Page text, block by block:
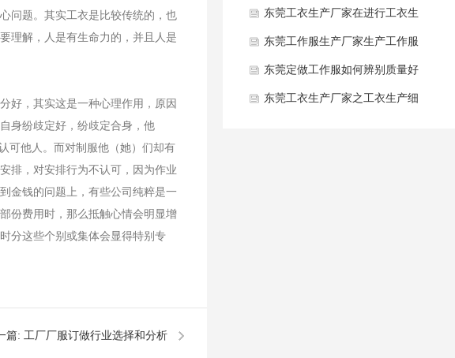
问题。其实工衣是比较传统的，也
理解，人是有生命力的，并且人是
好，其实这是一种心理作用，原因
身纷歧定好，纷歧定合身，他
可他人。而对制服他（她）们却有
排，对安排行为不认可，因为作业
金钱的问题上，有些公司纯粹是一
份费用时，那么抵触心情会明显增
分这些个别或集体会显得特别专
篇: 工厂厂服订做行业选择和分析
项都有哪些方面？
哪些因素呢？
东莞工衣生产厂家在进行工衣生
产时应避坑地方有哪些方面？
东莞工作服生产厂家生产工作服
有哪些关键工艺细节？
东莞定做工作服如何辨别质量好
坏？
东莞工衣生产厂家之工衣生产细